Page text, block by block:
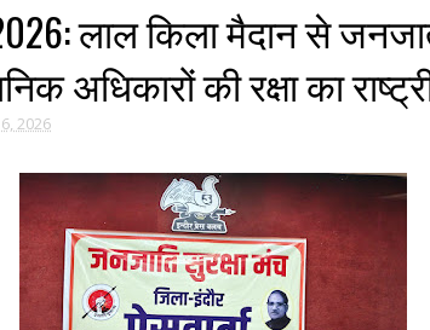
लाल किला मैदान से
अधिकारों की रक्षा का
2026